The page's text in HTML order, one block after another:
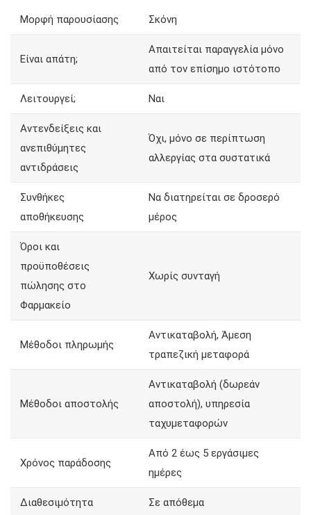
Μορφή παρουσίασης Σκόνη
Είναι απάτη;
Απαιτείται παραγγελία μόνο
από τον επίσημο ιστότοπο
Λειτουργεί; Ναι
Αντενδείξεις και
ανεπιθύμητες
αντιδράσεις
Όχι, μόνο σε περίπτωση
αλλεργίας στα συστατικά
Συνθήκες
αποθήκευσης
Να διατηρείται σε δροσερό
μέρος
Όροι και
προϋποθέσεις
πώλησης στο
Φαρμακείο
Χωρίς συνταγή
Μέθοδοι πληρωμής
Αντικαταβολή, Άμεση
τραπεζική μεταφορά
Μέθοδοι αποστολής
Αντικαταβολή (δωρεάν
αποστολή), υπηρεσία
ταχυμεταφορών
Χρόνος παράδοσης
Από 2 έως 5 εργάσιμες
ημέρες
Διαθεσιμότητα Σε απόθεμα